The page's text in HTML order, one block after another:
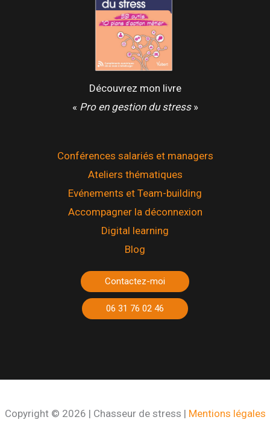
Découvrez mon livre
« Pro en gestion du stress»
Conférences salariés et managers
Ateliers thématiques
Evénements et Team-building
Accompagner la déconnexion
Digital learning
Blog
Contactez-moi
06 31 76 02 46
Copyright © 2026 | Chasseur de stress | Mentions légales